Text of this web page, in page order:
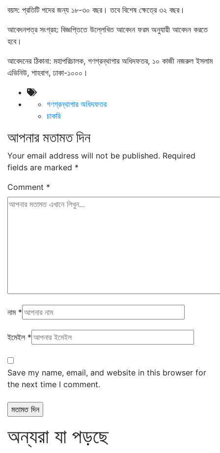
বয়স: প্রতিটি পদের জন্য ১৮-৩০ বছর। তবে বিশেষ ক্ষেত্রে ৩২ বছর।
আবেদনপত্র সংগ্রহ: বিজ্ঞপ্তিতে উল্লেখিত আবেদন ফরম অনুযায়ী আবেদন করতে
হবে।
আবেদনের ঠিকানা: মহাপরিচালক, গণগ্রন্থাগার অধিদফতর, ১০ কাজী নজরুল ইসলাম
এভিনিউ, শাহবাগ, ঢাকা-১০০০।
গণগ্রন্থাগার অধিদফতর
চাকরি
আপনার মতামত দিন
Your email address will not be published. Required
fields are marked *
Comment *
নাম *
ইমেইল *
Save my name, email, and website in this browser for
the next time I comment.
অন্যরা যা পড়ছে